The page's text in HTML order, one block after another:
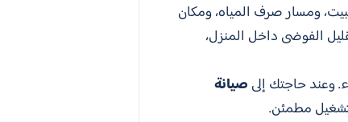
ومسار صرف المياه، ومكان
الفوضى داخل المنزل،
وعند حاجتك إلى صيانة
مطمئن.